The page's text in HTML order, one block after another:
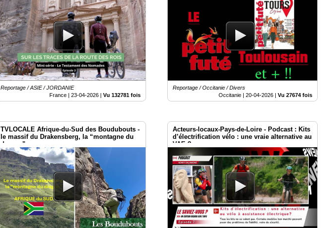
Reportage / ASIE / JORDANIE
France | 23-04-2026| Vu 132781 fois
Reportage / Occitanie / Divers
Occitanie |20-04-2026 |Vu 27674 fois
TVLOCALE Afrique-du-Sud des Boudubouts -
le massif du Drakensberg, la “montagne du
dragon”,
Acteurs-locaux-Pays-de-Loire - Podcast : Kits
d’électrification vélo : une vraie alternative au
VAE ?